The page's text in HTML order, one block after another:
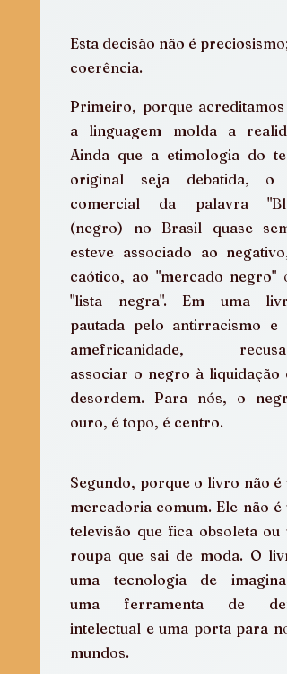
Esta decisão não é preciosismo;
coerência.
Primeiro, porque acreditamos
a linguagem molda a
Ainda que a etimologia do
original seja debatida, o
comercial da palavra
(negro) no Brasil quase
esteve associado ao
caótico, ao "mercado negro"
"lista negra". Em uma
pautada pelo antirracismo e
amefricanidade,
associar o negro à liquidação
desordem. Para nós, o
ouro, é topo, é centro.
Segundo, porque o livro não é
mercadoria comum. Ele não é
televisão que fica obsoleta ou
roupa que sai de moda. O
uma tecnologia de
uma ferramenta de
intelectual e uma porta para
mundos.